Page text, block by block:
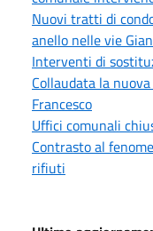
Nuovi tratti di
anello nelle vie
Interventi di
Collaudata la
Francesco
Uffici comunali
Contrasto al
rifiuti